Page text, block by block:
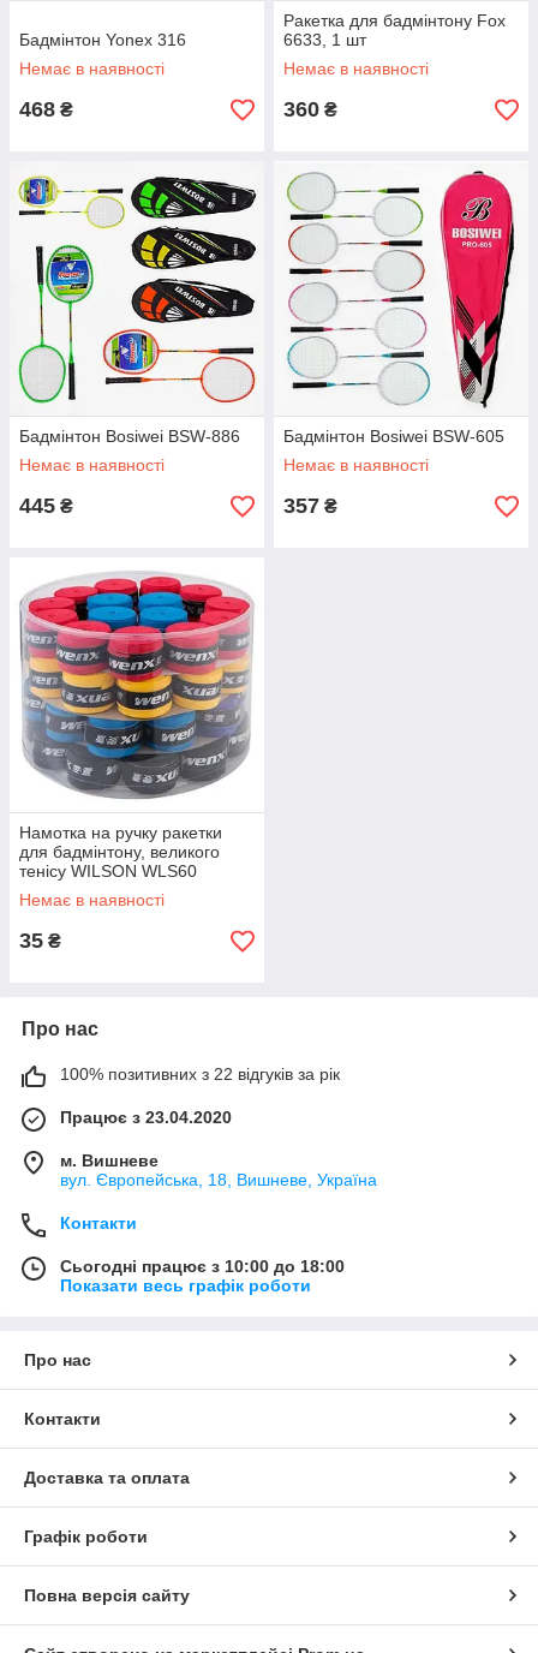
Бадмінтон Yonex 316
Немає в наявності
468 ₴
Ракетка для бадмінтону Fox
6633, 1 шт
Немає в наявності
360 ₴
Бадмінтон Bosiwei BSW-886
Немає в наявності
445 ₴
Бадмінтон Bosiwei BSW-605
Немає в наявності
357 ₴
Намотка на ручку ракетки
для бадмінтону, великого
тенісу WILSON WLS60
Немає в наявності
35 ₴
Про нас
100% позитивних з 22 відгуків за рік
Працює з 23.04.2020
м. Вишневе
вул. Європейська, 18, Вишневе, Україна
Контакти
Сьогодні працює з 10:00 до 18:00
Показати весь графік роботи
Про нас
Контакти
Доставка та оплата
Графік роботи
Повна версія сайту